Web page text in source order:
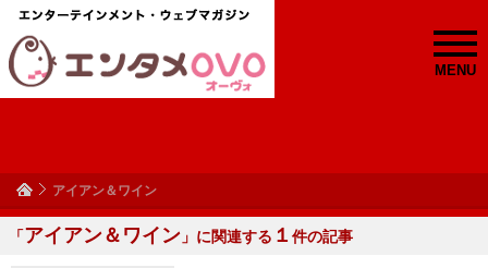
MENU
アイアン＆ワイン
「アイアン＆ワイン 」に関連する １ 件の記事